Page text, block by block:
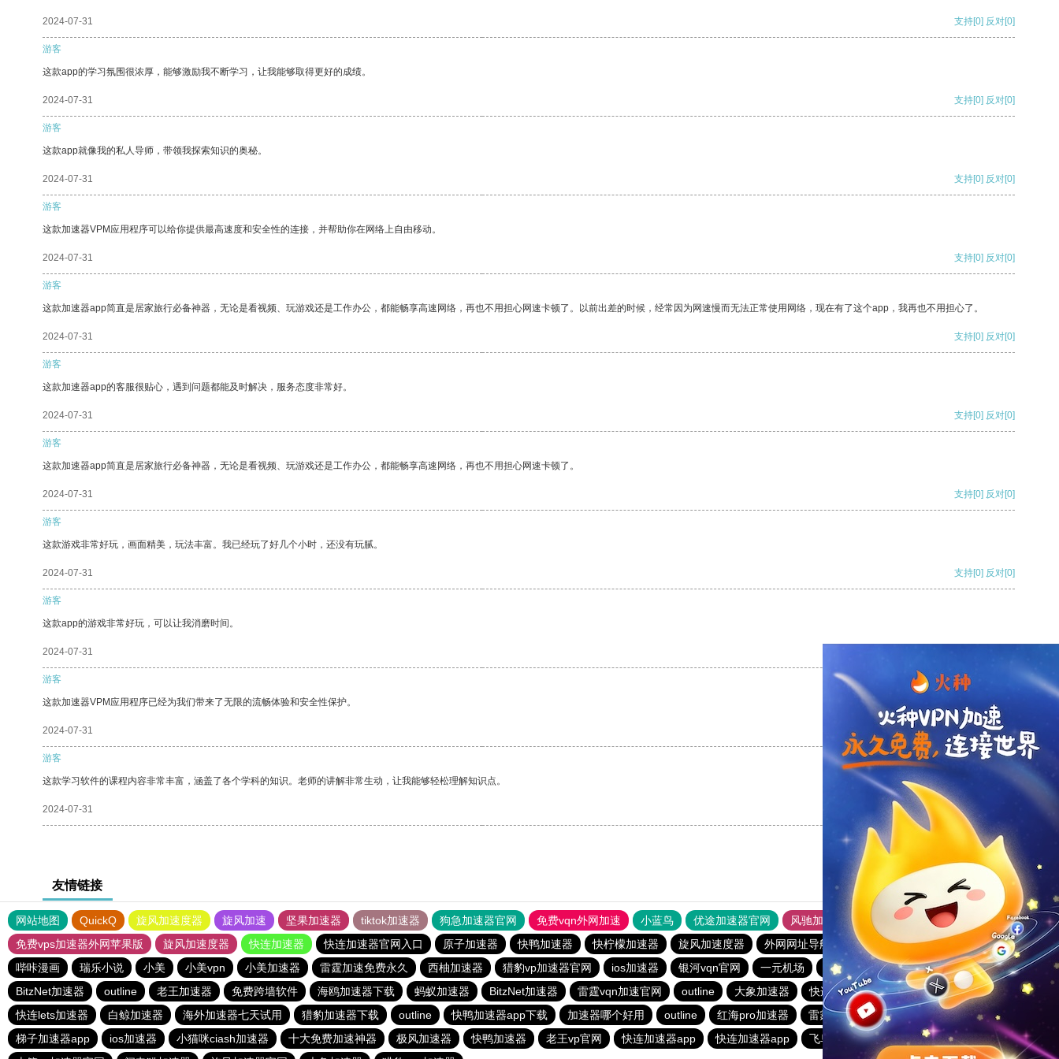
2024-07-31 支持[0] 反对[0]
游客
这款app的学习氛围很浓厚，能够激励我不断学习，让我能够取得更好的成绩。
2024-07-31 支持[0] 反对[0]
游客
这款app就像我的私人导师，带领我探索知识的奥秘。
2024-07-31 支持[0] 反对[0]
游客
这款加速器VPM应用程序可以给你提供最高速度和安全性的连接，并帮助你在网络上自由移动。
2024-07-31 支持[0] 反对[0]
游客
这款加速器app简直是居家旅行必备神器，无论是看视频、玩游戏还是工作办公，都能畅享高速网络，再也不用担心网速卡顿了。以前出差的时候，经常因为网速慢而无法正常使用网络，现在有了这个app，我再也不用担心了。
2024-07-31 支持[0] 反对[0]
游客
这款加速器app的客服很贴心，遇到问题都能及时解决，服务态度非常好。
2024-07-31 支持[0] 反对[0]
游客
这款加速器app简直是居家旅行必备神器，无论是看视频、玩游戏还是工作办公，都能畅享高速网络，再也不用担心网速卡顿了。
2024-07-31 支持[0] 反对[0]
游客
这款游戏非常好玩，画面精美，玩法丰富。我已经玩了好几个小时，还没有玩腻。
2024-07-31 支持[0] 反对[0]
游客
这款app的游戏非常好玩，可以让我消磨时间。
2024-07-31
游客
这款加速器VPM应用程序已经为我们带来了无限的流畅体验和安全性保护。
2024-07-31 支持 [0] 反对 [0]
游客
这款学习软件的课程内容非常丰富，涵盖了各个学科的知识。老师的讲解非常生动，让我能够轻松理解知识点。
2024-07-31 支持
友情链接
网站地图 QuickQ 旋风加速度器 旋风加速 坚果加速器 tiktok加速器 狗急加速器官网 免费vqn外网加速 小蓝鸟 优途加速器官网 风驰加速器
旋风加速器
免费vps加速器外网苹果版
旋风加速度器 快连加速器 快连加速器官网入口 原子加速器 快鸭加速器 快柠檬加速器 旋风加速度器 外网网址导航 软件中心 雷霆加速
狂飙加速器
哔咔漫画
瑞乐小说 小美 小美vpn 小美加速器 雷霆加速免费永久 西柚加速器 猎豹vp加速器官网 ios加速器 银河vqn官网 一元机场 免费梯子加速器app七天
老佛爷加速器
BitzNet加速器
outline 老王加速器 免费跨墙软件 海鸥加速器下载 蚂蚁加速器 BitzNet加速器 雷霆vqn加速官网 outline 大象加速器 快连vp(永久免费)
旋风加速度器
快连lets加速器
白鲸加速器 海外加速器七天试用 猎豹加速器下载 outline 快鸭加速器app下载 加速器哪个好用 outline 红海pro加速器 雷霆加速
小蓝鸟特推加速器
梯子加速器app
ios加速器 小猫咪ciash加速器 十大免费加速神器 极风加速器 快鸭加速器 老王vp官网 快连加速器app 快连加速器app 飞鸟加速器 hammer加速器
猎豹加速器